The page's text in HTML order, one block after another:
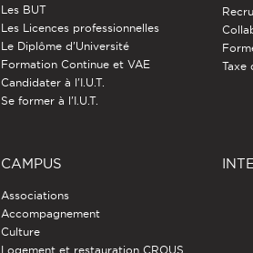
Les BUT
Les Licences professionnelles
Le Diplôme d'Université
Formation Continue et VAE
Candidater à l'I.U.T.
Se former à l'I.U.T.
Taxe
CAMPUS
Associations
Accompagnement
Culture
Logement et restauration CROUS